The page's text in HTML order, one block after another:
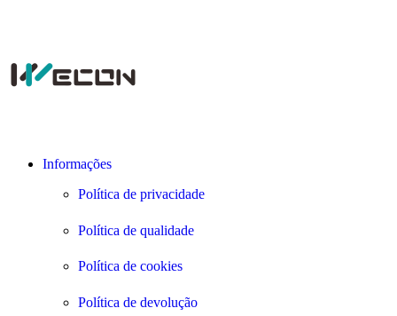
Informações
Política de privacidade
Política de qualidade
Política de cookies
Política de devolução